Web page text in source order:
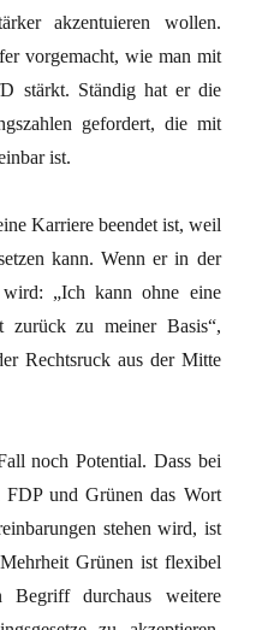
akzentuieren wollen.
vorgemacht, wie man mit
stärkt. Ständig hat er die
gefordert, die mit
ist.
Karriere beendet ist, weil
kann. Wenn er in der
„Ich kann ohne eine
zurück zu meiner Basis“,
Rechtsruck aus der Mitte
noch Potential. Dass bei
und Grünen das Wort
stehen wird, ist
Grünen ist flexibel
Begriff durchaus weitere